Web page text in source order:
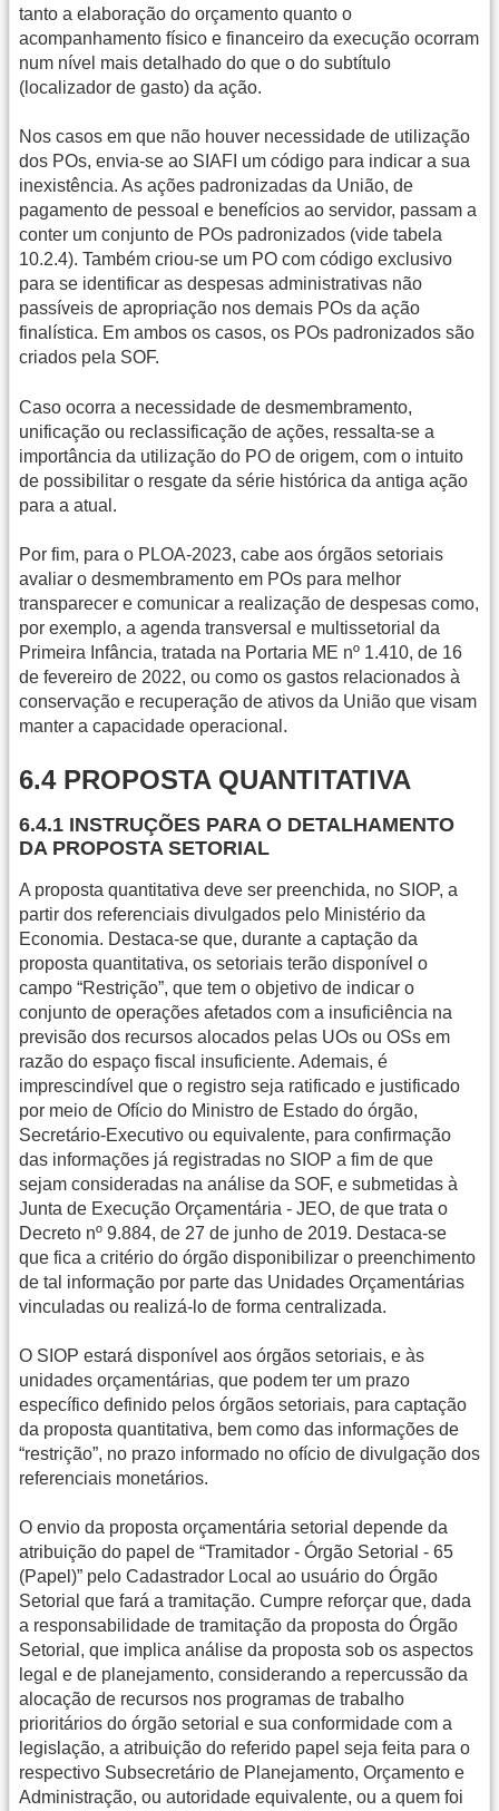
tanto a elaboração do orçamento quanto o
acompanhamento físico e financeiro da execução ocorram
num nível mais detalhado do que o do subtítulo
(localizador de gasto) da ação.
Nos casos em que não houver necessidade de utilização
dos POs, envia-se ao SIAFI um código para indicar a sua
inexistência. As ações padronizadas da União, de
pagamento de pessoal e benefícios ao servidor, passam a
conter um conjunto de POs padronizados (vide tabela
10.2.4). Também criou-se um PO com código exclusivo
para se identificar as despesas administrativas não
passíveis de apropriação nos demais POs da ação
finalística. Em ambos os casos, os POs padronizados são
criados pela SOF.
Caso ocorra a necessidade de desmembramento,
unificação ou reclassificação de ações, ressalta-se a
importância da utilização do PO de origem, com o intuito
de possibilitar o resgate da série histórica da antiga ação
para a atual.
Por fim, para o PLOA-2023, cabe aos órgãos setoriais
avaliar o desmembramento em POs para melhor
transparecer e comunicar a realização de despesas como,
por exemplo, a agenda transversal e multissetorial da
Primeira Infância, tratada na Portaria ME nº 1.410, de 16
de fevereiro de 2022, ou como os gastos relacionados à
conservação e recuperação de ativos da União que visam
manter a capacidade operacional.
6.4 PROPOSTA QUANTITATIVA
6.4.1 INSTRUÇÕES PARA O DETALHAMENTO
DA PROPOSTA SETORIAL
A proposta quantitativa deve ser preenchida, no SIOP, a
partir dos referenciais divulgados pelo Ministério da
Economia. Destaca-se que, durante a captação da
proposta quantitativa, os setoriais terão disponível o
campo “Restrição”, que tem o objetivo de indicar o
conjunto de operações afetados com a insuficiência na
previsão dos recursos alocados pelas UOs ou OSs em
razão do espaço fiscal insuficiente. Ademais, é
imprescindível que o registro seja ratificado e justificado
por meio de Ofício do Ministro de Estado do órgão,
Secretário-Executivo ou equivalente, para confirmação
das informações já registradas no SIOP a fim de que
sejam consideradas na análise da SOF, e submetidas à
Junta de Execução Orçamentária - JEO, de que trata o
Decreto nº 9.884, de 27 de junho de 2019. Destaca-se
que fica a critério do órgão disponibilizar o preenchimento
de tal informação por parte das Unidades Orçamentárias
vinculadas ou realizá-lo de forma centralizada.
O SIOP estará disponível aos órgãos setoriais, e às
unidades orçamentárias, que podem ter um prazo
específico definido pelos órgãos setoriais, para captação
da proposta quantitativa, bem como das informações de
“restrição”, no prazo informado no ofício de divulgação dos
referenciais monetários.
O envio da proposta orçamentária setorial depende da
atribuição do papel de “Tramitador - Órgão Setorial - 65
(Papel)” pelo Cadastrador Local ao usuário do Órgão
Setorial que fará a tramitação. Cumpre reforçar que, dada
a responsabilidade de tramitação da proposta do Órgão
Setorial, que implica análise da proposta sob os aspectos
legal e de planejamento, considerando a repercussão da
alocação de recursos nos programas de trabalho
prioritários do órgão setorial e sua conformidade com a
legislação, a atribuição do referido papel seja feita para o
respectivo Subsecretário de Planejamento, Orçamento e
Administração, ou autoridade equivalente, ou a quem foi